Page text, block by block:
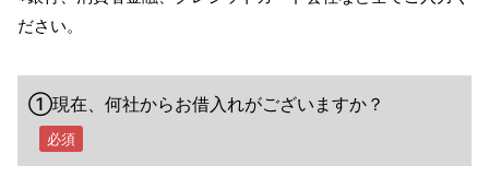
ださい。
①現在、何社からお借入れがございますか？
必須